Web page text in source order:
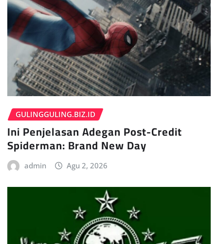
GULINGGULING.BIZ.ID
Ini Penjelasan Adegan Post-Credit
Spiderman: Brand New Day
admin Agu 2, 2026